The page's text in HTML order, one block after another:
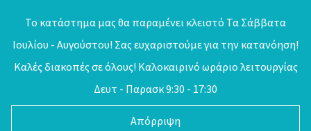
Το κατάστημα μας θα παραμένει κλειστό Τα Σάββατα
Ιουλίου - Αυγούστου! Σας ευχαριστούμε για την κατανόηση!
Καλές διακοπές σε όλους! Καλοκαιρινό ωράριο λειτουργίας
Δευτ - Παρασκ 9:30 - 17:30
Απόρριψη
0